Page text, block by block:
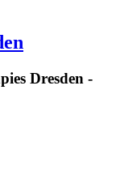
Dresden -